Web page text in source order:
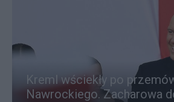
Kreml wściekły po
Nawrockiego. Zacharowa